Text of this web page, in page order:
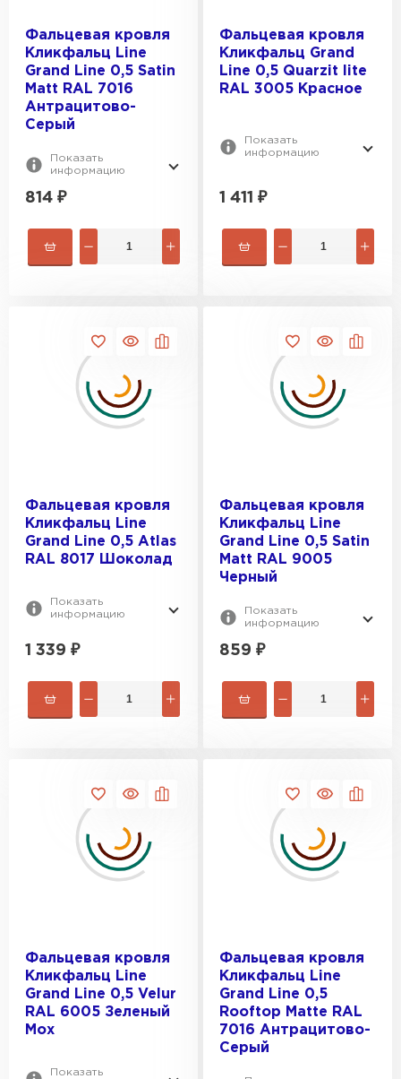
Фальцевая кровля
Кликфальц Line
Grand Line 0,5 Satin
Matt RAL 7016
Антрацитово-
Серый
Показать
информацию
814 ₽
Фальцевая кровля
Кликфальц Grand
Line 0,5 Quarzit lite
RAL 3005 Красное
Показать
информацию
1 411 ₽
Фальцевая кровля
Кликфальц Line
Grand Line 0,5 Atlas
RAL 8017 Шоколад
Показать
информацию
1 339 ₽
Фальцевая кровля
Кликфальц Line
Grand Line 0,5 Satin
Matt RAL 9005
Черный
Показать
информацию
859 ₽
Фальцевая кровля
Кликфальц Line
Grand Line 0,5 Velur
RAL 6005 Зеленый
Мох
Показать
Фальцевая кровля
Кликфальц Line
Grand Line 0,5
Rooftop Matte RAL
7016 Антрацитово-
Серый